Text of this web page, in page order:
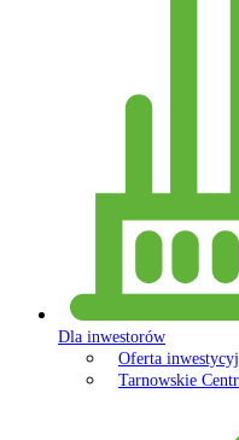
Dla inwestorów
Oferta
Tarnowskie